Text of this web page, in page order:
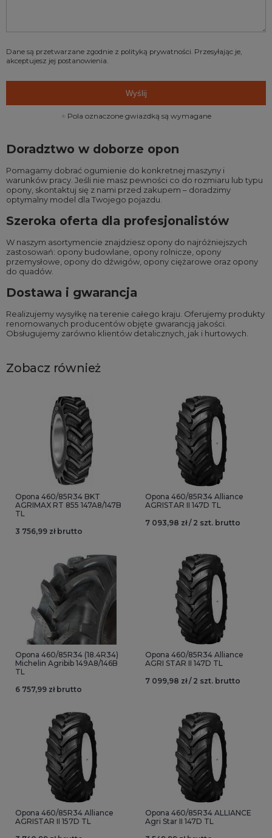
Dane są przetwarzane zgodnie z polityką prywatności. Przesyłając je,
akceptujesz jej postanowienia.
Wyślij
Pola oznaczone gwiazdką są wymagane
Doradztwo w doborze opon
Pomagamy dobrać ogumienie do konkretnej maszyny i
warunków pracy. Jeśli nie masz pewności co do rozmiaru lub typu
opony, skontaktuj się z nami przed zakupem – doradzimy
optymalny model dla Twojego pojazdu.
Szeroka oferta dla profesjonalistów
W naszym asortymencie znajdziesz opony do najróżniejszych
zastosowań: opony budowlane opony rolnicze opony
przemysłowe opony do dźwigów opony ciężarowe oraz opony
do quadów
Dostawa i gwarancja
Realizujemy wysyłkę na terenie całego kraju. Oferujemy produkty
renomowanych producentów objęte gwarancją jakości.
Obsługujemy zarówno klientów detalicznych, jak i hurtowych.
Zobacz również
Opona 460/85R34 BKT
AGRIMAX RT 855 147A8/147B
TL
3 756,99 zł brutto
Opona 460/85R34 Alliance
AGRISTAR II 147D TL
7 093,98 zł / 2 szt. brutto
Opona 460/85R34 (18.4R34)
Michelin Agribib 149A8/146B
TL
6 757,99 zł brutto
Opona 460/85R34 Alliance
AGRI STAR II 147D TL
7 099,98 zł / 2 szt. brutto
Opona 460/85R34 Alliance
AGRISTAR II 157D TL
Opona 460/85R34 ALLIANCE
Agri Star II 147D TL